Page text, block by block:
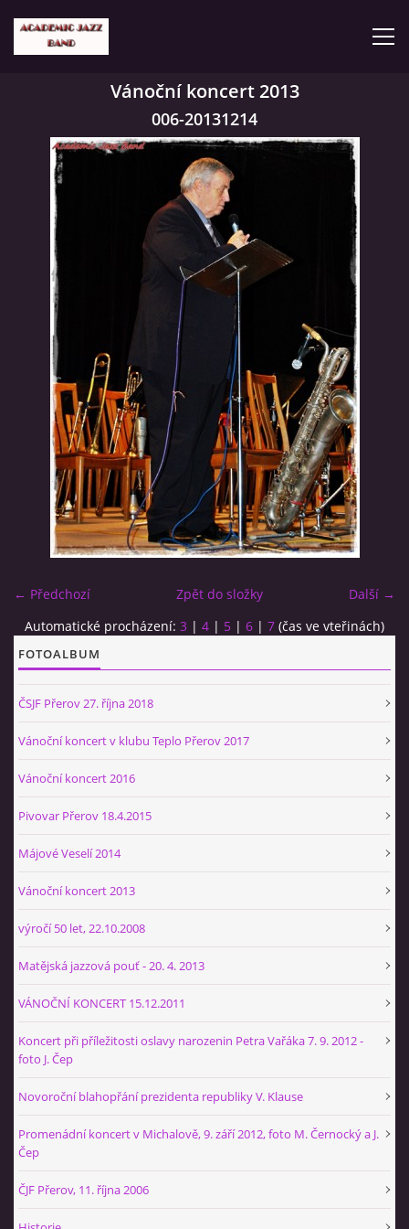
KONCERTY
GALERIE
VIDEA
HISTORIE
TVORBA
BÝVALÍ ČLENOVÉ
SEZNAM SKLADEB HRANÝCH AJB
PÍŠEME O SOBĚ - PÍŠOU O NÁS...
KONTAKT
Vánoční koncert 2013
006-20131214
← Předchozí Další →
Zpět do složky
Automatické procházení: 3 | 4 | 5 | 6 | 7 (čas ve vteřinách)
FOTOALBUM
ČSJF Přerov 27. října 2018
Vánoční koncert v klubu Teplo Přerov 2017
Vánoční koncert 2016
Pivovar Přerov 18.4.2015
Májové Veselí 2014
Vánoční koncert 2013
výročí 50 let, 22.10.2008
Matějská jazzová pouť - 20. 4. 2013
VÁNOČNÍ KONCERT 15.12.2011
Koncert při příležitosti oslavy narozenin Petra Vařáka 7. 9. 2012 -
foto J. Čep
Novoroční blahopřání prezidenta republiky V. Klause
Promenádní koncert v Michalově, 9. září 2012, foto M. Černocký a J.
Čep
ČJF Přerov, 11. října 2006